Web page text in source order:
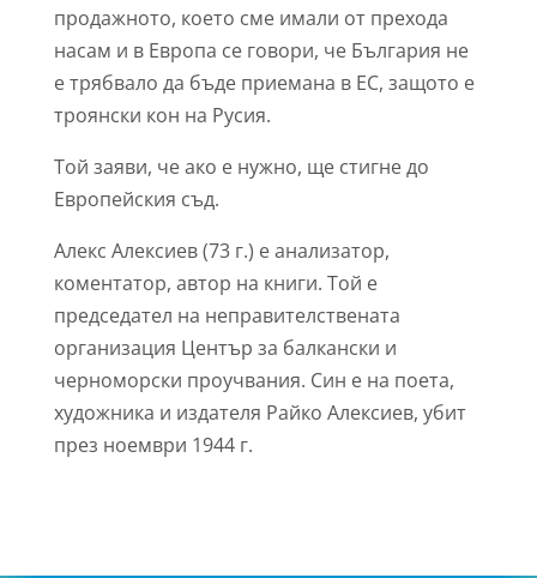
продажното, което сме имали от прехода
насам и в Европа се говори, че България не
е трябвало да бъде приемана в ЕС, защото е
троянски кон на Русия.
Той заяви, че ако е нужно, ще стигне до
Европейския съд.
Алекс Алексиев (73 г.) е анализатор,
коментатор, автор на книги. Той е
председател на неправителствената
организация Център за балкански и
черноморски проучвания. Син е на поета,
художника и издателя Райко Алексиев, убит
през ноември 1944 г.